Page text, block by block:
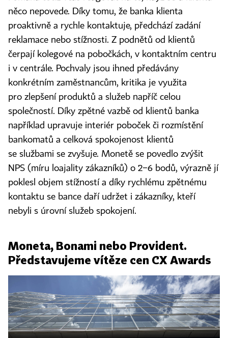
něco nepovede. Díky tomu, že banka klienta
proaktivně a rychle kontaktuje, předchází zadání
reklamace nebo stížnosti. Z podnětů od klientů
čerpají kolegové na pobočkách, v kontaktním centru
i v centrále. Pochvaly jsou ihned předávány
konkrétním zaměstnancům, kritika je využita
pro zlepšení produktů a služeb napříč celou
společností. Díky zpětné vazbě od klientů banka
například upravuje interiér poboček či rozmístění
bankomatů a celková spokojenost klientů
se službami se zvyšuje. Monetě se povedlo zvýšit
NPS (míru loajality zákazníků) o 2−6 bodů, výrazně jí
poklesl objem stížností a díky rychlému zpětnému
kontaktu se bance daří udržet i zákazníky, kteří
nebyli s úrovní služeb spokojení.
Moneta, Bonami nebo Provident.
Představujeme vítěze cen CX Awards